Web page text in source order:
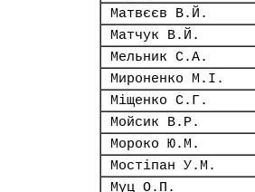
Матвєєв В.Й.
Матчук В.Й.
Мельник С.А.
Мироненко М.І.
Міщенко С.Г.
Мойсик В.Р.
Мороко Ю.М.
Мостіпан У.М.
Муц О.П.